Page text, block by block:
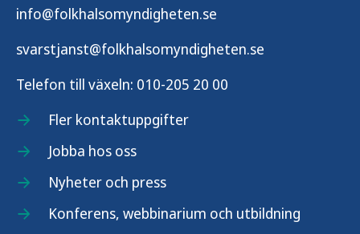
info@folkhalsomyndigheten.se
svarstjanst@folkhalsomyndigheten.se
Telefon till växeln: 010-205 20 00
Fler kontaktuppgifter
Jobba hos oss
Nyheter och press
Konferens, webbinarium och utbildning